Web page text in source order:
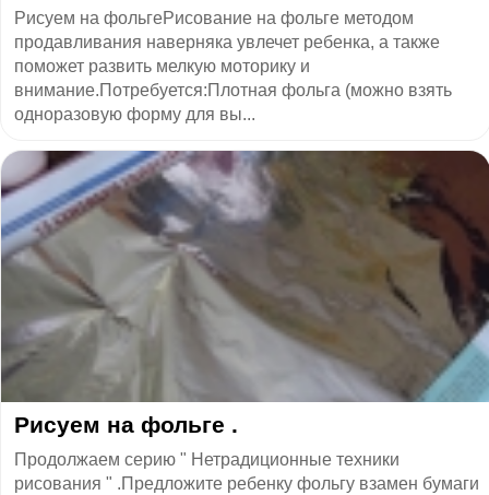
Рисуем на фольгеРисование на фольге методом
продавливания наверняка увлечет ребенка, а также
поможет развить мелкую моторику и
внимание.Потребуется:Плотная фольга (можно взять
одноразовую форму для вы...
Рисуем на фольге .
Продолжаем серию " Нетрадиционные техники
рисования " .Предложите ребенку фольгу взамен бумаги